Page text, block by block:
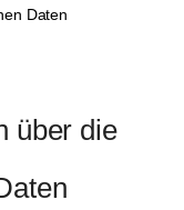
Daten
über die